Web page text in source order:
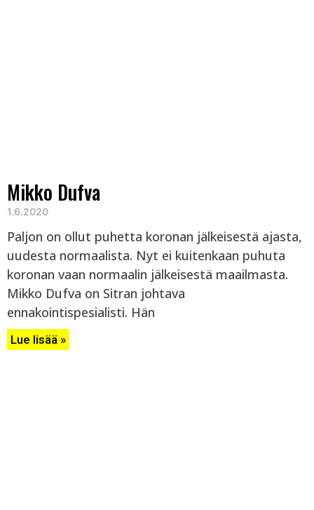
Mikko Dufva
1.6.2020
Paljon on ollut puhetta koronan jälkeisestä ajasta,
uudesta normaalista. Nyt ei kuitenkaan puhuta
koronan vaan normaalin jälkeisestä maailmasta.
Mikko Dufva on Sitran johtava
ennakointispesialisti. Hän
Lue lisää »